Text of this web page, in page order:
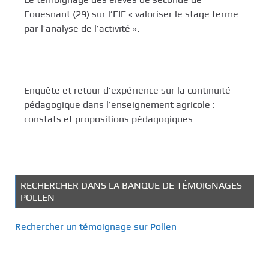
Fouesnant (29) sur l’EIE « valoriser le stage ferme
par l’analyse de l’activité ».
Enquête et retour d’expérience sur la continuité
pédagogique dans l’enseignement agricole :
constats et propositions pédagogiques
RECHERCHER DANS LA BANQUE DE TÉMOIGNAGES
POLLEN
Rechercher un témoignage sur Pollen